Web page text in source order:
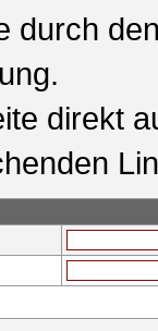
durch
direkt